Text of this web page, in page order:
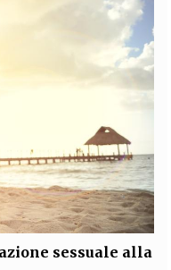
sessuale alla